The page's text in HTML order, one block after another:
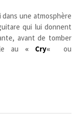
une atmosphère
qui lui donnent
avant de tomber
au « Cry«
ou